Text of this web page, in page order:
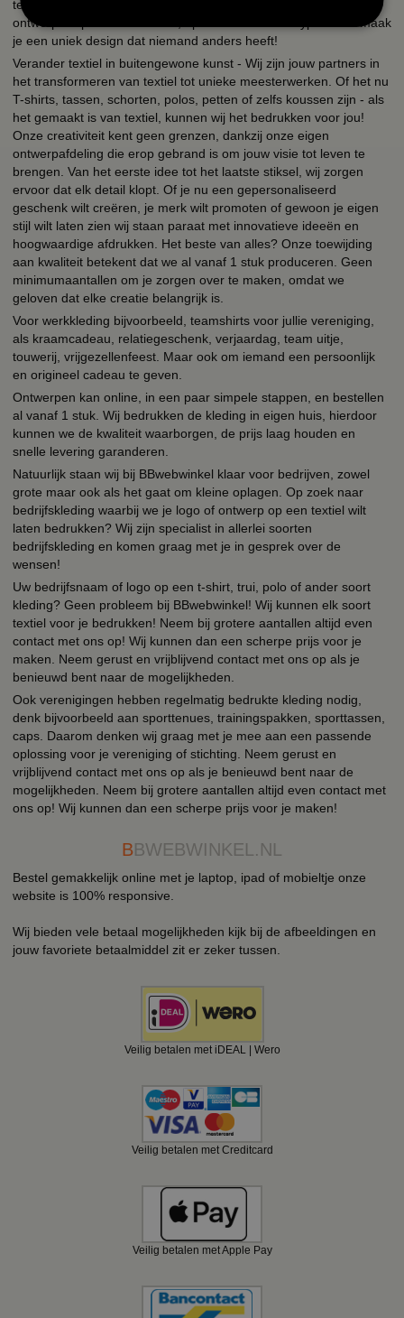
tegeltjes, schorten, hoodies, polos, sweaters etc. met een eigen
ontwerp. Bepaal zelf de kleur, opdruk en het lettertype en zo maak
je een uniek design dat niemand anders heeft!
Verander textiel in buitengewone kunst - Wij zijn jouw partners in
het transformeren van textiel tot unieke meesterwerken. Of het nu
T-shirts, tassen, schorten, polos, petten of zelfs koussen zijn - als
het gemaakt is van textiel, kunnen wij het bedrukken voor jou!
Onze creativiteit kent geen grenzen, dankzij onze eigen
ontwerpafdeling die erop gebrand is om jouw visie tot leven te
brengen. Van het eerste idee tot het laatste stiksel, wij zorgen
ervoor dat elk detail klopt. Of je nu een gepersonaliseerd
geschenk wilt creëren, je merk wilt promoten of gewoon je eigen
stijl wilt laten zien wij staan paraat met innovatieve ideeën en
hoogwaardige afdrukken. Het beste van alles? Onze toewijding
aan kwaliteit betekent dat we al vanaf 1 stuk produceren. Geen
minimumaantallen om je zorgen over te maken, omdat we
geloven dat elke creatie belangrijk is.
Voor werkkleding bijvoorbeeld, teamshirts voor jullie vereniging,
als kraamcadeau, relatiegeschenk, verjaardag, team uitje,
touwerij, vrijgezellenfeest. Maar ook om iemand een persoonlijk
en origineel cadeau te geven.
Ontwerpen kan online, in een paar simpele stappen, en bestellen
al vanaf 1 stuk. Wij bedrukken de kleding in eigen huis, hierdoor
kunnen we de kwaliteit waarborgen, de prijs laag houden en
snelle levering garanderen.
Natuurlijk staan wij bij BBwebwinkel klaar voor bedrijven, zowel
grote maar ook als het gaat om kleine oplagen. Op zoek naar
bedrijfskleding waarbij we je logo of ontwerp op een textiel wilt
laten bedrukken? Wij zijn specialist in allerlei soorten
bedrijfskleding en komen graag met je in gesprek over de
wensen!
Uw bedrijfsnaam of logo op een t-shirt, trui, polo of ander soort
kleding? Geen probleem bij BBwebwinkel! Wij kunnen elk soort
textiel voor je bedrukken! Neem bij grotere aantallen altijd even
contact met ons op! Wij kunnen dan een scherpe prijs voor je
maken. Neem gerust en vrijblijvend contact met ons op als je
benieuwd bent naar de mogelijkheden.
Ook verenigingen hebben regelmatig bedrukte kleding nodig,
denk bijvoorbeeld aan sporttenues, trainingspakken, sporttassen,
caps. Daarom denken wij graag met je mee aan een passende
oplossing voor je vereniging of stichting. Neem gerust en
vrijblijvend contact met ons op als je benieuwd bent naar de
mogelijkheden. Neem bij grotere aantallen altijd even contact met
ons op! Wij kunnen dan een scherpe prijs voor je maken!
BBWEBWINKEL.NL
Bestel gemakkelijk online met je laptop, ipad of mobieltje onze
website is 100% responsive.
Wij bieden vele betaal mogelijkheden kijk bij de afbeeldingen en
jouw favoriete betaalmiddel zit er zeker tussen.
Veilig betalen met iDEAL | Wero
Veilig betalen met Creditcard
Veilig betalen met Apple Pay